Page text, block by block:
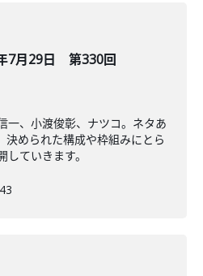
7月29日 第330回
一、小渡俊彰、ナツコ。ネタあ
決められた構成や枠組みにとら
ていきます。